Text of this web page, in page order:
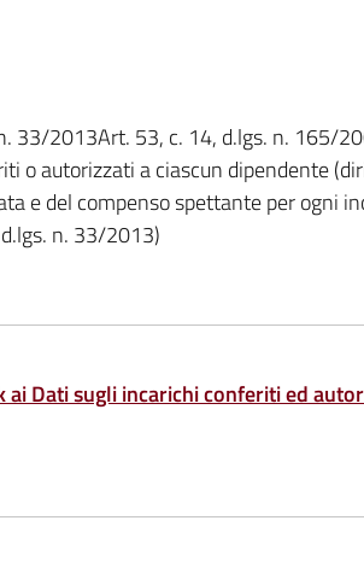
33/2013Art. 53, c. 14, d.lgs. n. 165/
o autorizzati a ciascun dipendente
e del compenso spettante per ogni
n. 33/2013)
Dati sugli incarichi conferiti ed